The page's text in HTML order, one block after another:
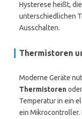
Hysterese heißt,
unterschiedlichen
Ausschalten.
Thermistoren
Moderne Geräte
Thermistoren
Temperatur in ein
ein Mikrocontroller.